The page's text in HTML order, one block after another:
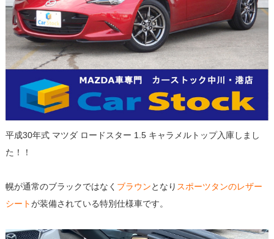
平成30年式 マツダ ロードスター 1.5 キャラメルトップ入庫しまし
た！！
幌が通常のブラックではなく ブラウンとなり スポーツタンのレザー
シートが装備されている特別仕様車です。